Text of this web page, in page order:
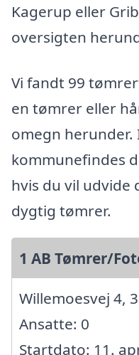
Kagerup eller
oversigten
Vi fandt 99
en tømrer eller
omegn herunder.
kommunefindes
hvis du vil udvide
dygtig tømrer.
1 AB Tømrer/
Willemoesvej 4,
Ansatte: 0
Startdato: 11.